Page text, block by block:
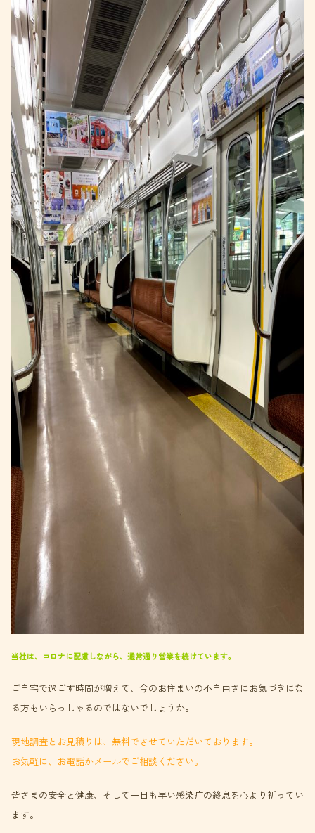
当社は、コロナに配慮しながら、通常通り営業を続けています。
ご自宅で過ごす時間が増えて、今のお住まいの不自由さにお気づきにな
る方もいらっしゃるのではないでしょうか。
現地調査とお見積りは、無料でさせていただいております。
お気軽に、お電話かメールでご相談ください。
皆さまの安全と健康、そして一日も早い感染症の終息を心より祈ってい
ます。